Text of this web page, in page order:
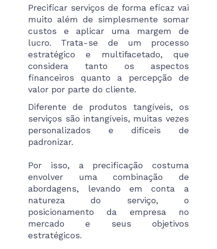
Precificar serviços de forma eficaz vai
muito além de simplesmente somar
custos e aplicar uma margem de
lucro. Trata-se de um processo
estratégico e multifacetado, que
considera tanto os aspectos
financeiros quanto a percepção de
valor por parte do cliente.
Diferente de produtos tangíveis, os
serviços são intangíveis, muitas vezes
personalizados e difíceis de
padronizar.
Por isso, a precificação costuma
envolver uma combinação de
abordagens, levando em conta a
natureza do serviço, o
posicionamento da empresa no
mercado e seus objetivos
estratégicos.